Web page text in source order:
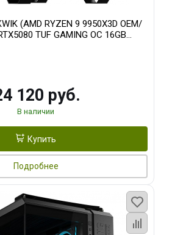
(AMD RYZEN 9 9950X3D OEM/
TUF GAMING OC 16GB
960 ГБ SSD)
120 руб.
В наличии
Купить
Подробнее